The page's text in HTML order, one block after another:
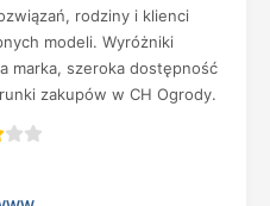
rodziny i klienci
modeli. Wyróżniki
marka, szeroka dostępność
zakupów w CH Ogrody.